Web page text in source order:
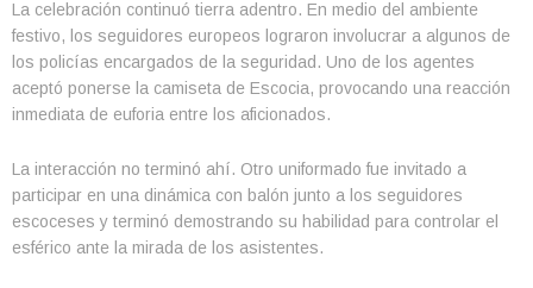
La celebración continuó tierra adentro. En medio del ambiente
festivo, los seguidores europeos lograron involucrar a algunos de
los policías encargados de la seguridad. Uno de los agentes
aceptó ponerse la camiseta de Escocia, provocando una reacción
inmediata de euforia entre los aficionados.
La interacción no terminó ahí. Otro uniformado fue invitado a
participar en una dinámica con balón junto a los seguidores
escoceses y terminó demostrando su habilidad para controlar el
esférico ante la mirada de los asistentes.